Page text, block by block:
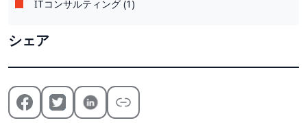
ITコンサルティング (1)
シェア